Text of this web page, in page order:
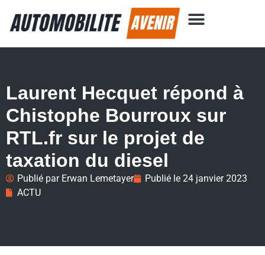
Laurent Hecquet répond à
Chistophe Bourroux sur
RTL.fr sur le projet de
taxation du diesel
Publié parErwan Lemetayer Publié le 24 janvier 2023
ACTU